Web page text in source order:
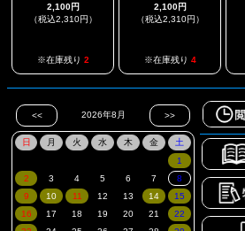
2,100円
（税込2,310円）
※在庫残り 2
2,100円
（税込2,310円）
※在庫残り 4